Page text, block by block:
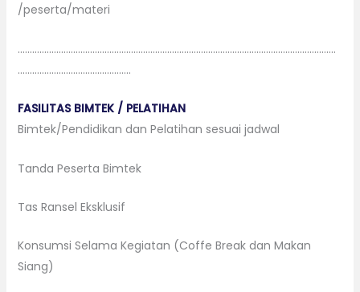
/peserta/materi
……………………………………………………………………………………………………………………
………………………………………..
FASILITAS BIMTEK / PELATIHAN
Bimtek/Pendidikan dan Pelatihan sesuai jadwal
Tanda Peserta Bimtek
Tas Ransel Eksklusif
Konsumsi Selama Kegiatan (Coffe Break dan Makan
Siang)